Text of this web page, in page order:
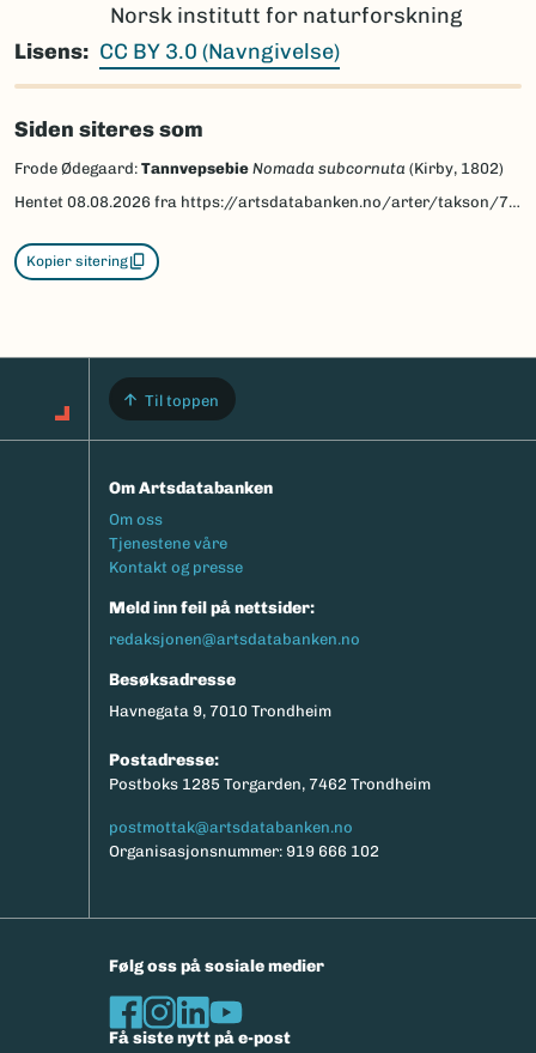
Norsk institutt for naturforskning
Lisens
CC BY 3.0 (Navngivelse)
Siden siteres som
Frode Ødegaard: Tannvepsebie Nomada subcornuta (Kirby, 1802)
Hentet 08.08.2026 fra https://artsdatabanken.no/arter/takson/77946/beskrivelse
Kopier sitering
Til toppen
Om Artsdatabanken
Footermeny
Om oss
Tjenestene våre
Kontakt og presse
Meld inn feil på nettsider:
redaksjonen@artsdatabanken.no
Besøksadresse
Havnegata 9, 7010 Trondheim
Postadresse:
Postboks 1285 Torgarden, 7462 Trondheim
postmottak@artsdatabanken.no
Organisasjonsnummer: 919 666 102
Følg oss på sosiale medier
Få siste nytt på e-post